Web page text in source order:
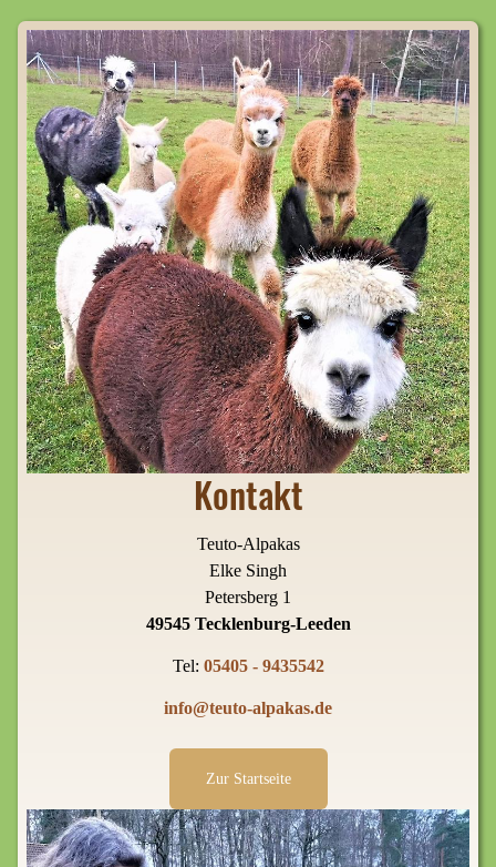
Kontakt
Teuto-Alpakas
Elke Singh
Petersberg 1
49545 Tecklenburg-Leeden
Tel: 05405 - 9435542
info@teuto-alpakas.de
Zur Startseite